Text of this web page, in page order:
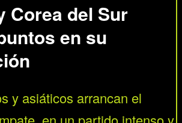
Corea del Sur
en su
y asiáticos arrancan el